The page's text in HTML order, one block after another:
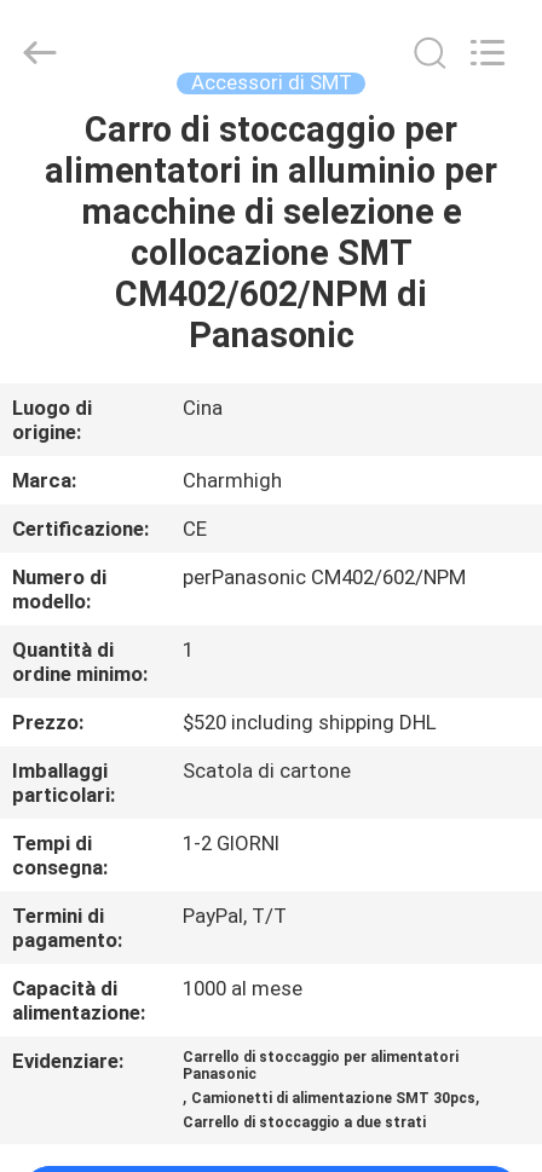
CASA
PRODOTTI
DI
NOI
VISITA
ALLA
FABBRICA
CONTROLLO
DELLA
QUALITÀ
CONTATTACI
NOTIZIA
SHOPPING
LINE
CHARMHIGH
Accessori di SMT
Carro di stoccaggio per
alimentatori in alluminio per
macchine di selezione e
collocazione SMT
CM402/602/NPM di
Panasonic
Luogo di
origine:
Cina
Marca:
Charmhigh
Certificazione:
CE
Numero di
modello:
perPanasonic CM402/602/NPM
Quantità di
ordine minimo:
1
Prezzo:
$520 including shipping DHL
Imballaggi
particolari:
Scatola di cartone
Tempi di
consegna:
1-2 GIORNI
Termini di
pagamento:
PayPal, T/T
Capacità di
alimentazione:
1000 al mese
Evidenziare:
Carrello di stoccaggio per alimentatori
Panasonic
, Camionetti di alimentazione SMT 30pcs,
Carrello di stoccaggio a due strati